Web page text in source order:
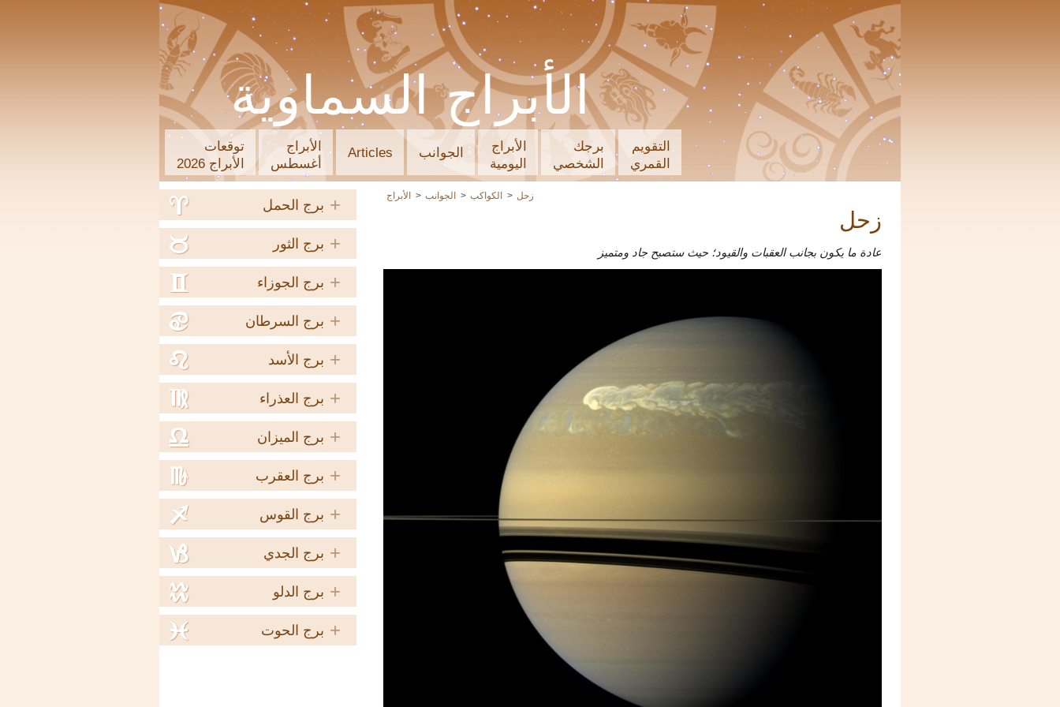
الأبراج السماوية
توقعات
الأبراج 2026
الأبراج
أغسطس
Articles الجوانب
الأبراج
اليومية
برجك
الشخصي
التقويم
القمري
+ برج الحمل a
+ برج الثور b
+ برج الجوزاء c
+ برج السرطان d
+ برج الأسد e
+ برج العذراء f
+ برج الميزان g
+ برج العقرب h
+ برج القوس i
+ برج الجدي j
+ برج الدلو k
+ برج الحوت l
الأبراج الجوانب الكواكب زحل
زحل
عادة ما يكون بجانب العقبات والقيود؛ حيث ستصبح جاد ومتميز